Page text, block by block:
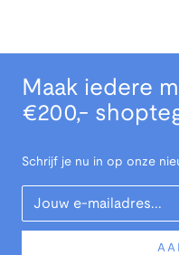
Maak iedere
€200,-
Schrijf je nu in op onze
Your Email